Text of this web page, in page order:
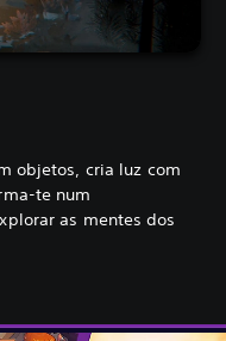
objetos, cria luz com
te num
as mentes dos